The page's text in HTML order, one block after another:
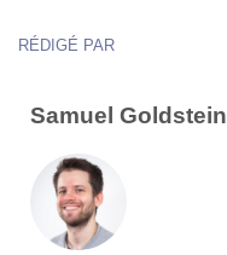
RÉDIGÉ PAR
Samuel Goldstein